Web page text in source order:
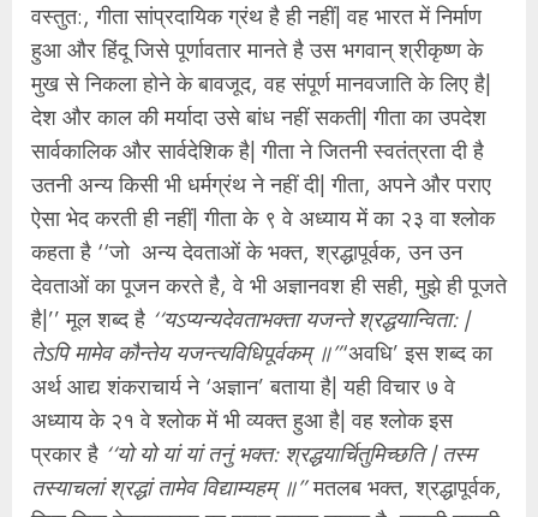
वस्तुत:, गीता सांप्रदायिक ग्रंथ है ही नहीं| वह भारत में निर्माण
हुआ और हिंदू जिसे पूर्णावतार मानते है उस भगवान् श्रीकृष्ण के
मुख से निकला होने के बावजूद, वह संपूर्ण मानवजाति के लिए है|
देश और काल की मर्यादा उसे बांध नहीं सकती| गीता का उपदेश
सार्वकालिक और सार्वदेशिक है| गीता ने जितनी स्वतंत्रता दी है
उतनी अन्य किसी भी धर्मग्रंथ ने नहीं दी| गीता, अपने और पराए
ऐसा भेद करती ही नहीं| गीता के ९ वे अध्याय में का २३ वा श्‍लोक
कहता है ‘‘जो अन्य देवताओं के भक्त, श्रद्धापूर्वक, उन उन
देवताओं का पूजन करते है, वे भी अज्ञानवश ही सही, मुझे ही पूजते
है|’’ मूल शब्द है ‘‘यऽप्यन्यदेवताभक्ता यजन्ते श्रद्धयान्विता: |
तेऽपि मामेव कौन्तेय यजन्त्यविधिपूर्वकम् ॥”‘अवधि’ इस शब्द का
अर्थ आद्य शंकराचार्य ने ‘अज्ञान’ बताया है| यही विचार ७ वे
अध्याय के २१ वे श्‍लोक में भी व्यक्त हुआ है| वह श्‍लोक इस
प्रकार है ‘‘यो यो यां यां तनुं भक्त: श्रद्धयार्चितुमिच्छति | तस्म
तस्याचलां श्रद्धां तामेव विद्याम्यहम् ॥”मतलब भक्त, श्रद्धापूर्वक,